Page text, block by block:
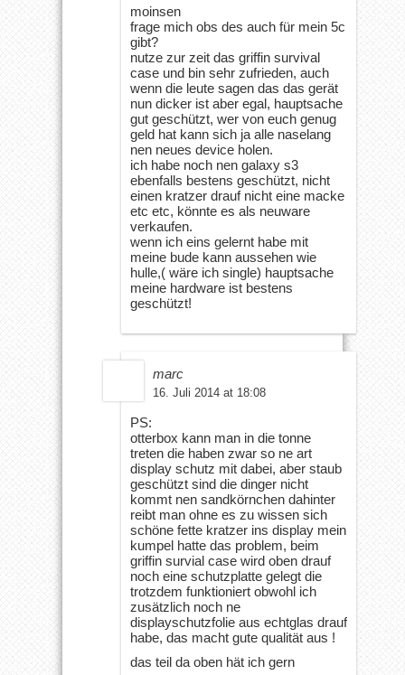
moinsen
frage mich obs des auch für mein 5c
gibt?
nutze zur zeit das griffin survival
case und bin sehr zufrieden, auch
wenn die leute sagen das das gerät
nun dicker ist aber egal, hauptsache
gut geschützt, wer von euch genug
geld hat kann sich ja alle naselang
nen neues device holen.
ich habe noch nen galaxy s3
ebenfalls bestens geschützt, nicht
einen kratzer drauf nicht eine macke
etc etc, könnte es als neuware
verkaufen.
wenn ich eins gelernt habe mit
meine bude kann aussehen wie
hulle,( wäre ich single) hauptsache
meine hardware ist bestens
geschützt!
marc
16. Juli 2014 at 18:08
PS:
otterbox kann man in die tonne
treten die haben zwar so ne art
display schutz mit dabei, aber staub
geschützt sind die dinger nicht
kommt nen sandkörnchen dahinter
reibt man ohne es zu wissen sich
schöne fette kratzer ins display mein
kumpel hatte das problem, beim
griffin survial case wird oben drauf
noch eine schutzplatte gelegt die
trotzdem funktioniert obwohl ich
zusätzlich noch ne
displayschutzfolie aus echtglas drauf
habe, das macht gute qualität aus !
das teil da oben hät ich gern